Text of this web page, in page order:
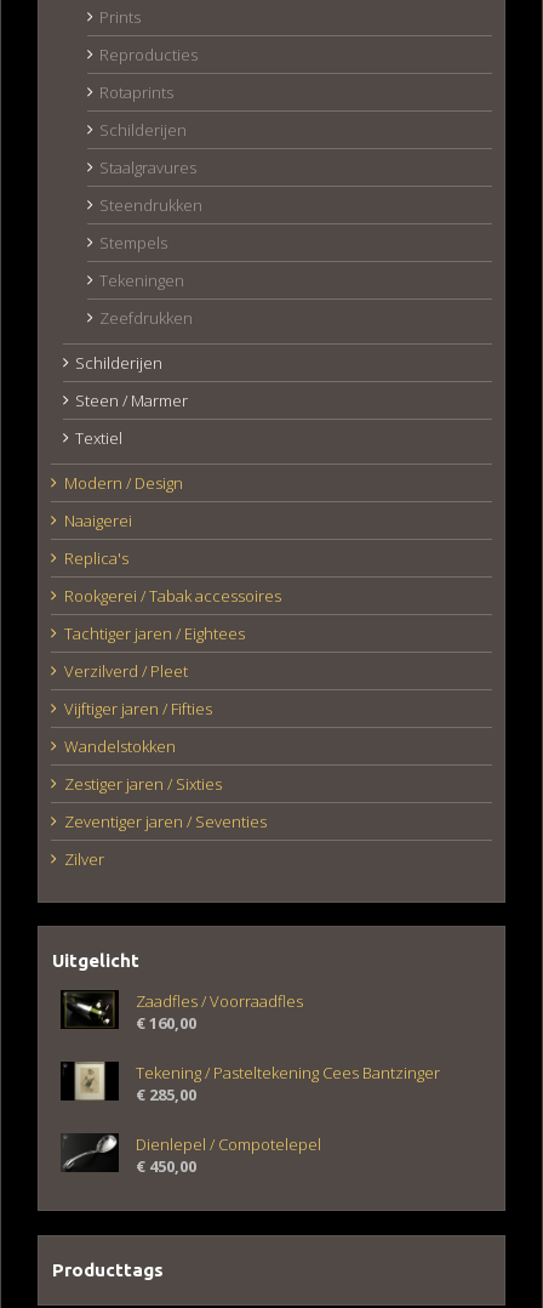
Prints
Reproducties
Rotaprints
Schilderijen
Staalgravures
Steendrukken
Stempels
Tekeningen
Zeefdrukken
Schilderijen
Steen / Marmer
Textiel
Modern / Design
Naaigerei
Replica's
Rookgerei / Tabak accessoires
Tachtiger jaren / Eightees
Verzilverd / Pleet
Vijftiger jaren / Fifties
Wandelstokken
Zestiger jaren / Sixties
Zeventiger jaren / Seventies
Zilver
Uitgelicht
Zaadfles / Voorraadfles
€160,00
Tekening / Pasteltekening Cees Bantzinger
€ 285,00
Dienlepel / Compotelepel
€ 450,00
Producttags